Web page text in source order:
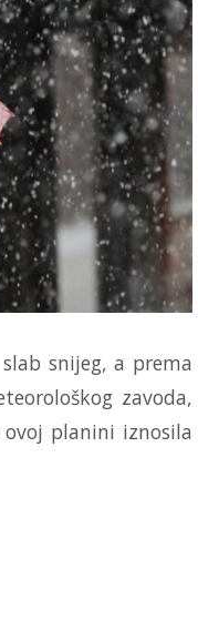
snijeg, a prema
zavoda,
planini iznosila